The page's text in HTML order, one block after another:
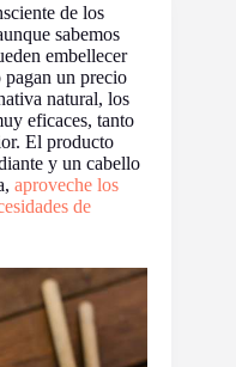
de los
sabemos
embellecer
pagan un precio
natural, los
eficaces, tanto
El producto
y un cabello
aproveche los
de